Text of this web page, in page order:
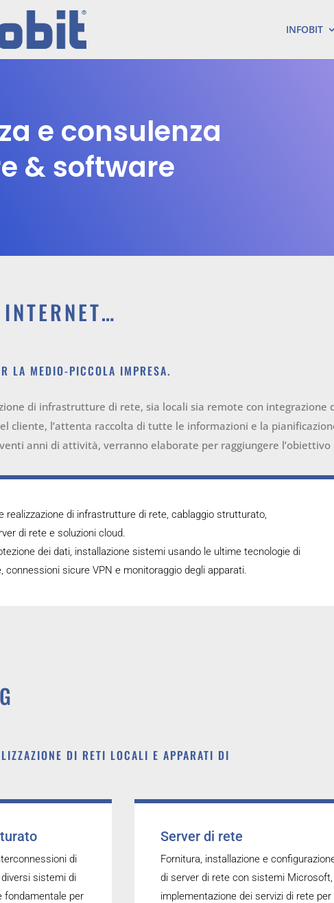
INFOBIT
e consulenza
& software
LA MEDIO-PICCOLA IMPRESA.
di infrastrutture di rete, sia locali sia remote con integrazione
cliente, l’attenta raccolta di tutte le informazioni e la
anni di attività, verranno elaborate per raggiungere l’obiettivo
realizzazione di infrastrutture di rete, cablaggio strutturato,
di rete e soluzioni cloud.
dei dati, installazione sistemi usando le ultime tecnologie di
connessioni sicure VPN e monitoraggio degli apparati.
DI RETI LOCALI E APPARATI DI
di
sistemi di
fondamentale per
Server di rete
Fornitura, installazione e
di server di rete con sistemi Microsoft,
implementazione dei servizi di rete per